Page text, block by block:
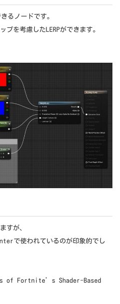
るノードです。
プを考慮したLERPができます。
すが、
で使われているのが印象的でし
of Fortnite’s Shader-Based